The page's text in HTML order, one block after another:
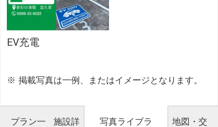
EV充電
掲載写真は一例、またはイメージとなります。
プラン一
施設詳
写真ライブラ
地図・交